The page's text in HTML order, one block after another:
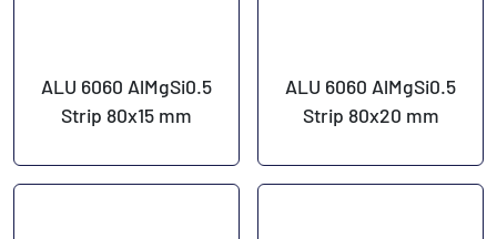
ALU 6060 AlMgSi0.5
Strip 80x15 mm
ALU 6060 AlMgSi0.5
Strip 80x20 mm